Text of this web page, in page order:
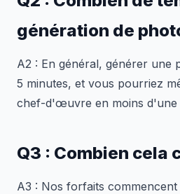
génération de
A2 : En général, générer une
5 minutes, et vous pourriez
chef-d'œuvre en moins d'une
Q3 : Combien cela
A3 : Nos forfaits